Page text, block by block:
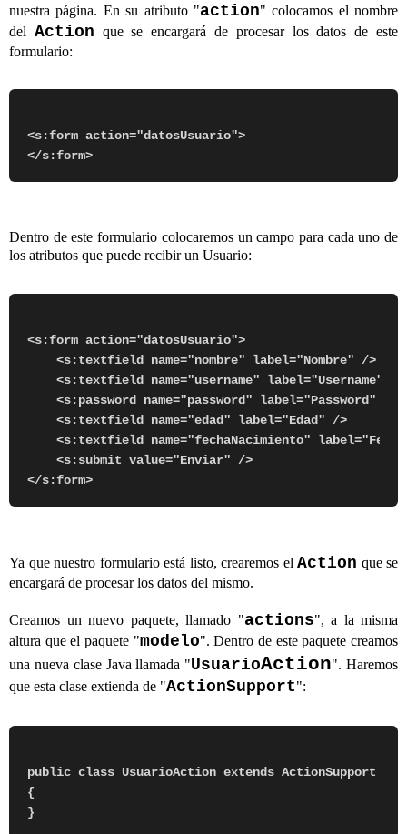
nuestra página. En su atributo "action" colocamos el nombre
del Action que se encargará de procesar los datos de este
formulario:
<s:form action="datosUsuario">
Dentro de este formulario colocaremos un campo para cada uno de
los atributos que puede recibir un Usuario:
<s:form action="datosUsuario">
    <s:textfield name="nombre" label="Nombre" />
    <s:textfield name="username" label="Username" />
    <s:password name="password" label="Password" />
    <s:textfield name="edad" label="Edad" />
<s:textfield name="fechaNacimiento"
    <s:submit value="Enviar" />
Ya que nuestro formulario está listo, crearemos el Action que se
encargará de procesar los datos del mismo.
Creamos un nuevo paquete, llamado "actions", a la misma
altura que el paquete "modelo". Dentro de este paquete creamos
una nueva clase Java llamada "UsuarioAction". Haremos
que esta clase extienda de "ActionSupport":
public class UsuarioAction extends ActionSupport
{